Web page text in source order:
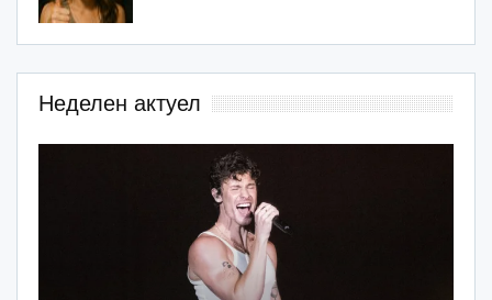
Неделен актуел